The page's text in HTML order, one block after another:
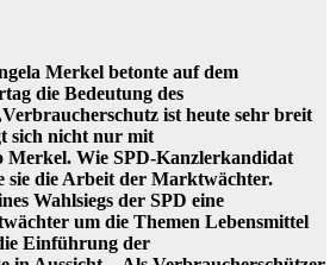
Merkel betonte auf dem
die Bedeutung des
ist heute sehr breit
sich nicht nur mit
Merkel. Wie SPD-Kanzlerkandidat
die Arbeit der Marktwächter.
Wahlsiegs der SPD eine
um die Themen Lebensmittel
Einführung der